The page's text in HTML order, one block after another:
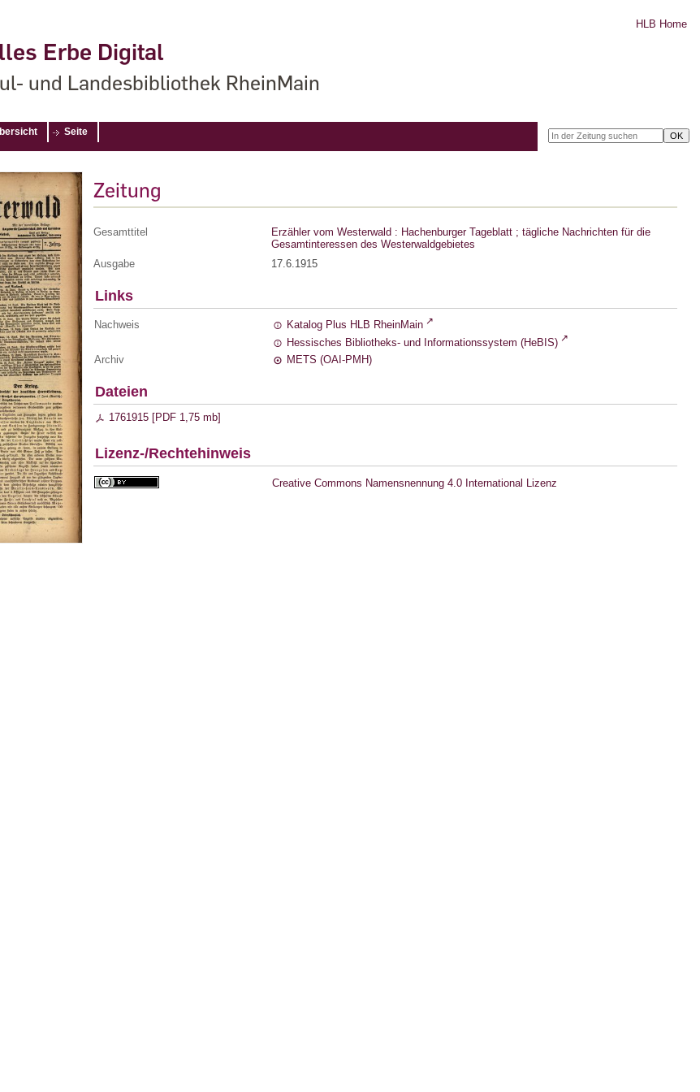
Erbe Digital
und Landesbibliothek RheinMain
HLB Home
Seite
Zeitung
Gesamttitel
Erzähler vom Westerwald : Hachenburger Tageblatt ; tägliche Nachrichten für die
Gesamtinteressen des Westerwaldgebietes
Ausgabe
17.6.1915
Links
Nachweis
Katalog Plus HLB RheinMain
Hessisches Bibliotheks- und Informationssystem (HeBIS)
Archiv
METS (OAI-PMH)
Dateien
1761915 [PDF 1,75 mb]
Lizenz-/Rechtehinweis
Creative Commons Namensnennung 4.0 International Lizenz